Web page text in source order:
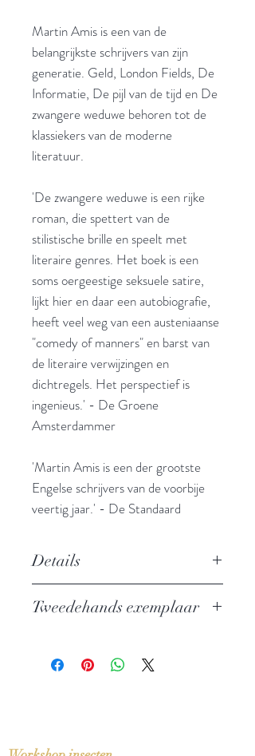
Martin Amis is een van de
belangrijkste schrijvers van zijn
generatie. Geld, London Fields, De
Informatie, De pijl van de tijd en De
zwangere weduwe behoren tot de
klassiekers van de moderne
literatuur.
'De zwangere weduwe is een rijke
roman, die spettert van de
stilistische brille en speelt met
literaire genres. Het boek is een
soms oergeestige seksuele satire,
lijkt hier en daar een autobiografie,
heeft veel weg van een austeniaanse
"comedy of manners" en barst van
de literaire verwijzingen en
dichtregels. Het perspectief is
ingenieus.' - De Groene
Amsterdammer
'Martin Amis is een der grootste
Engelse schrijvers van de voorbije
veertig jaar.' - De Standaard
Details
Auteur: Martin Amis
Taal: Nederlands
Tweedehands exemplaar